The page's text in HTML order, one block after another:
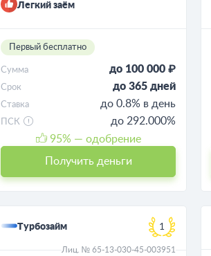
Легкий заём
Первый бесплатно
Сумма до 100 000 ₽
Срок до 365 дней
Ставка до 0.8% в день
ПСК
до 292.000%
95% — одобрение
Получить деньги
Турбозайм 1
Лиц. № 65-13-030-45-003951